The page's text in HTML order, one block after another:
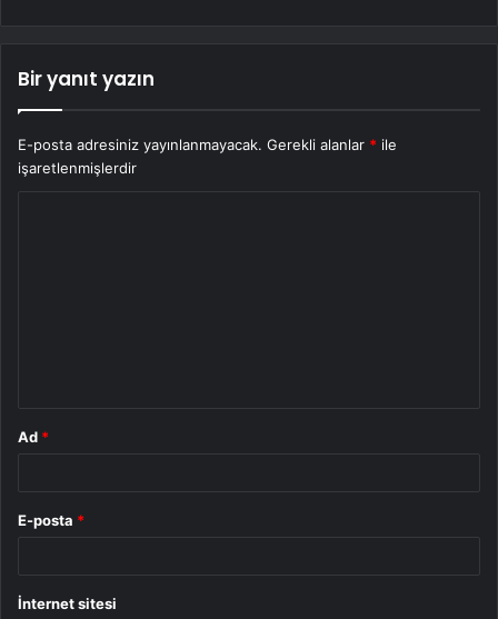
Bir yanıt yazın
E-posta adresiniz yayınlanmayacak. Gerekli alanlar * ile
işaretlenmişlerdir
Ad *
E-posta *
İnternet sitesi